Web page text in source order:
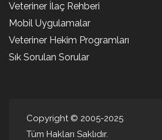
Veteriner İlaç Rehberi
Mobil Uygulamalar
Veteriner Hekim Programları
Sık Sorulan Sorular
Copyright © 2005-2025
Tüm Hakları Saklıdır.